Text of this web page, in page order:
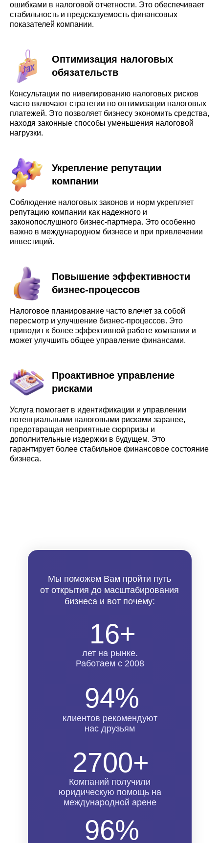
ошибками в налоговой отчетности. Это обеспечивает
стабильность и предсказуемость финансовых
показателей компании.
Оптимизация налоговых
обязательств
Консультации по нивелированию налоговых рисков
часто включают стратегии по оптимизации налоговых
платежей. Это позволяет бизнесу экономить средства,
находя законные способы уменьшения налоговой
нагрузки.
Укрепление репутации
компании
Соблюдение налоговых законов и норм укрепляет
репутацию компании как надежного и
законопослушного бизнес-партнера. Это особенно
важно в международном бизнесе и при привлечении
инвестиций.
Повышение эффективности
бизнес-процессов
Налоговое планирование часто влечет за собой
пересмотр и улучшение бизнес-процессов. Это
приводит к более эффективной работе компании и
может улучшить общее управление финансами.
Проактивное управление
рисками
Услуга помогает в идентификации и управлении
потенциальными налоговыми рисками заранее,
предотвращая неприятные сюрпризы и
дополнительные издержки в будущем. Это
гарантирует более стабильное финансовое состояние
бизнеса.
лет на рынке.
Работаем с 2008
Компаний получили
юридическую помощь на
международной арене
Мы поможем Вам пройти путь
от открытия до масштабирования
бизнеса и вот почему:
16+
2700+
клиентов рекомендуют
нас друзьям
94%
96%